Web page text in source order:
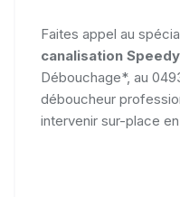
Faites appel au
canalisation
Débouchage*, au
déboucheur
intervenir sur-place